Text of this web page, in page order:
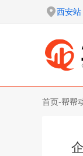
西安站
首页-帮帮